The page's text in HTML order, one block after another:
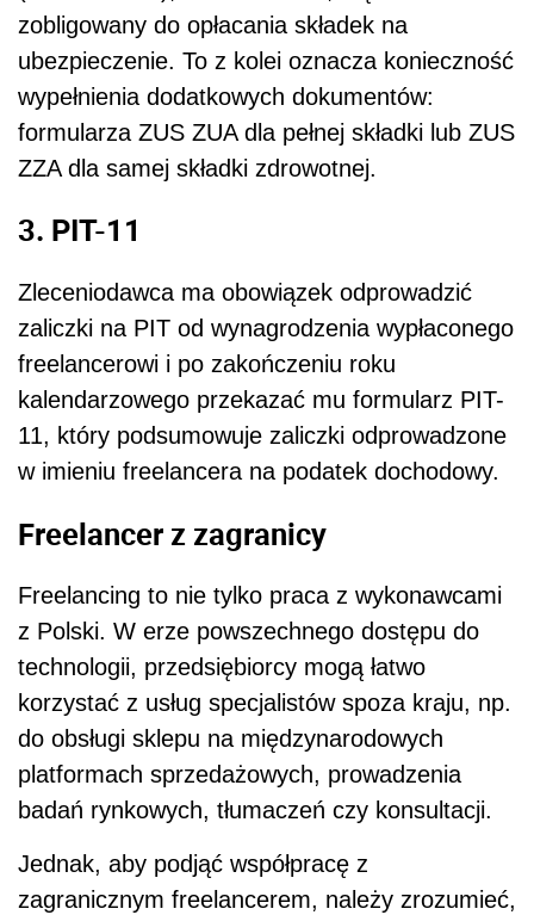
zobligowany do opłacania składek na
ubezpieczenie. To z kolei oznacza konieczność
wypełnienia dodatkowych dokumentów:
formularza ZUS ZUA dla pełnej składki lub ZUS
ZZA dla samej składki zdrowotnej.
3. PIT-11
Zleceniodawca ma obowiązek odprowadzić
zaliczki na PIT od wynagrodzenia wypłaconego
freelancerowi i po zakończeniu roku
kalendarzowego przekazać mu formularz PIT-
11, który podsumowuje zaliczki odprowadzone
w imieniu freelancera na podatek dochodowy.
Freelancer z zagranicy
Freelancing to nie tylko praca z wykonawcami
z Polski. W erze powszechnego dostępu do
technologii, przedsiębiorcy mogą łatwo
korzystać z usług specjalistów spoza kraju, np.
do obsługi sklepu na międzynarodowych
platformach sprzedażowych, prowadzenia
badań rynkowych, tłumaczeń czy konsultacji.
Jednak, aby podjąć współpracę z
zagranicznym freelancerem, należy zrozumieć,